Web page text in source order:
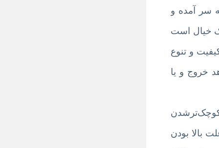
سر آمده و
خیال است
و تنوع
خروج و یا
کوچک‌ترشدن
بالا بودن